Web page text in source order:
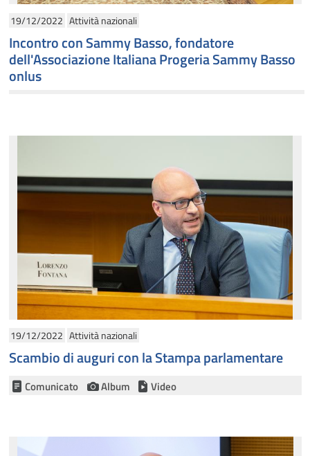
19/12/2022 Attività nazionali
Incontro con Sammy Basso, fondatore
dell'Associazione Italiana Progeria Sammy Basso
onlus
19/12/2022 Attività nazionali
Scambio di auguri con la Stampa parlamentare
Comunicato Album Video